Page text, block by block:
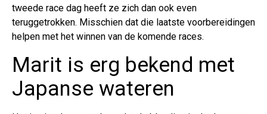
tweede race dag heeft ze zich dan ook even
teruggetrokken. Misschien dat die laatste voorbereidingen
helpen met het winnen van de komende races.
Marit is erg bekend met
Japanse wateren